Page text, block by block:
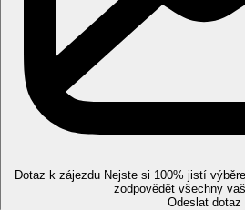
http://www.royalgarden.com.tn
Wellness
Za poplatek:
jacuzzi, sauna,
masáží, relaxačních a
Internet
Oficiální kategorie
5 hvězdiček
Dotaz k zájezdu Nejste si 100% jistí
zodpovědět všechny
Odeslat dotaz